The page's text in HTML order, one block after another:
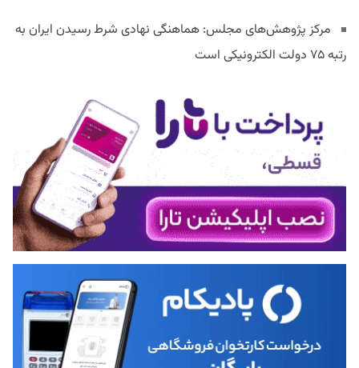
مرکز پژوهش‌های مجلس: هماهنگی نهادی شرط رسیدن ایران به
رتبه ۷۵ دولت الکترونیکی است